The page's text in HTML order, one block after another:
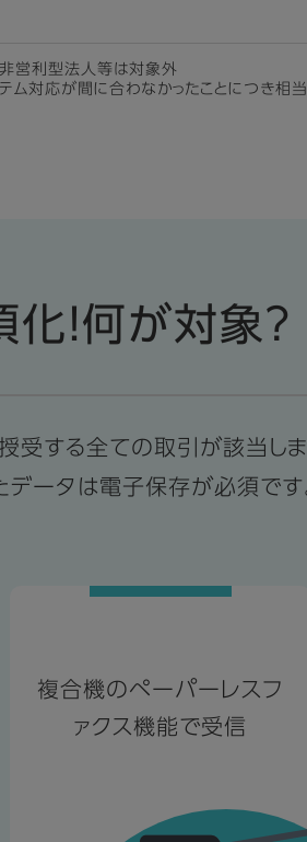
営利型法人等は対象外
応が間に合わなかったことにつき相当
！何が対象？
受する全ての取引が該当しま
データは電子保存が必須です
複合機のペーパーレスフ
ァクス機能で受信